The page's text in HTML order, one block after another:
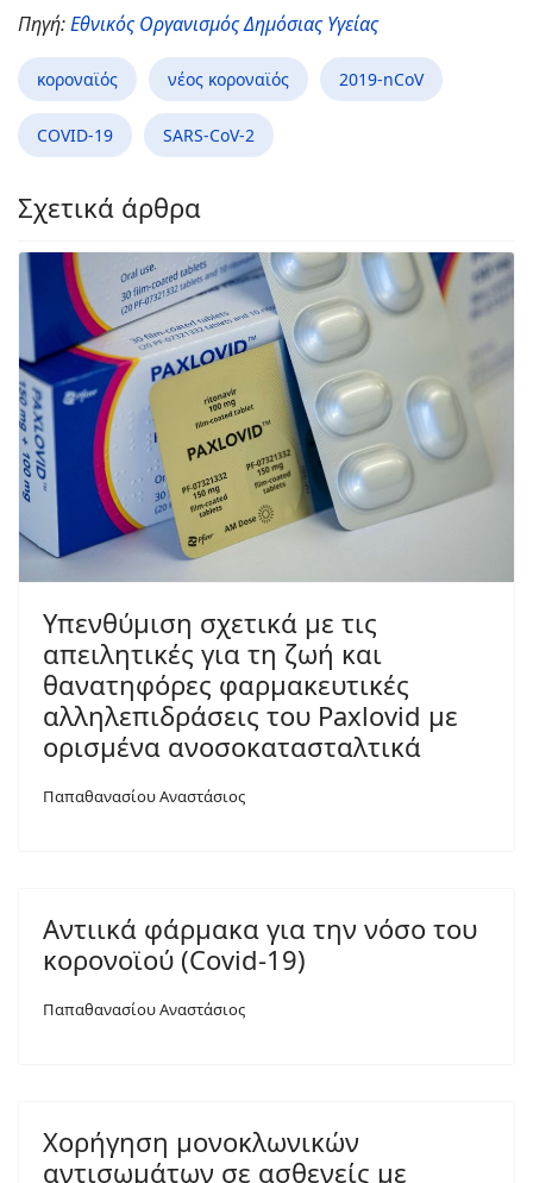
Πηγή:Εθνικός Οργανισμός Δημόσιας Υγείας
κοροναϊός νέος κοροναϊός 2019-nCoV
COVID-19 SARS-CoV-2
Σχετικά άρθρα
Yπενθύμιση σχετικά με τις
απειλητικές για τη ζωή και
θανατηφόρες φαρμακευτικές
αλληλεπιδράσεις του Paxlovid με
ορισμένα ανοσοκατασταλτικά
Παπαθανασίου Αναστάσιος
Αντιικά φάρμακα για την νόσο του
κορονοϊού (Covid-19)
Παπαθανασίου Αναστάσιος
Χορήγηση μονοκλωνικών
αντισωμάτων σε ασθενείς με